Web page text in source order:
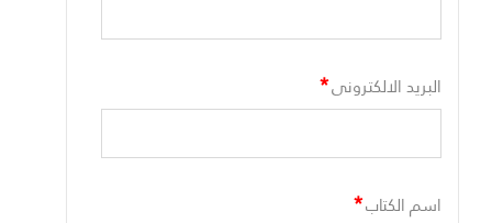
البريد الالكترونى*
اسم الكتاب*